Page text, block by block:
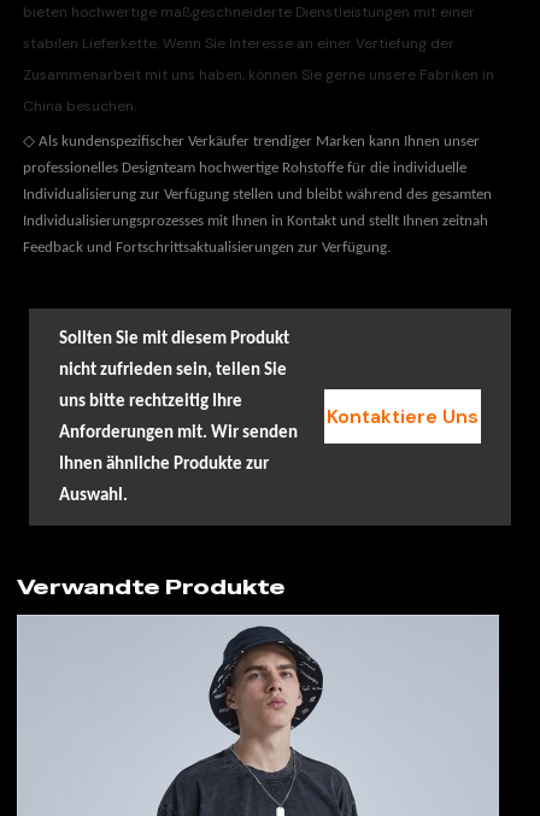
bieten hochwertige maßgeschneiderte Dienstleistungen mit einer
stabilen Lieferkette. Wenn Sie Interesse an einer Vertiefung der
Zusammenarbeit mit uns haben, können Sie gerne unsere Fabriken in
China besuchen.
◇ Als kundenspezifischer Verkäufer trendiger Marken kann Ihnen unser
professionelles Designteam hochwertige Rohstoffe für die individuelle
Individualisierung zur Verfügung stellen und bleibt während des gesamten
Individualisierungsprozesses mit Ihnen in Kontakt und stellt Ihnen zeitnah
Feedback und Fortschrittsaktualisierungen zur Verfügung.
Sollten Sie mit diesem Produkt
nicht zufrieden sein, teilen Sie
uns bitte rechtzeitig Ihre
Anforderungen mit. Wir senden
Ihnen ähnliche Produkte zur
Auswahl.
Kontaktiere Uns
Verwandte Produkte